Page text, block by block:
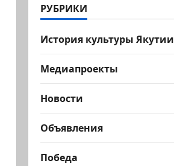
РУБРИКИ
История культуры Якутии
Медиапроекты
Новости
Объявления
Победа